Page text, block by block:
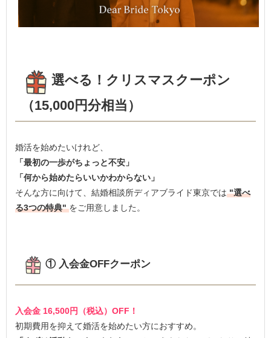
選べる！クリスマスクーポン
（15,000円分相当）
婚活を始めたいけれど、
「最初の一歩がちょっと不安」
「何から始めたらいいかわからない」
そんな方に向けて、結婚相談所ディアブライド東京では "選べ
る3つの特典" をご用意しました。
① 入会金OFFクーポン
入会金 16,500円（税込）OFF！
初期費用を抑えて婚活を始めたい方におすすめ。